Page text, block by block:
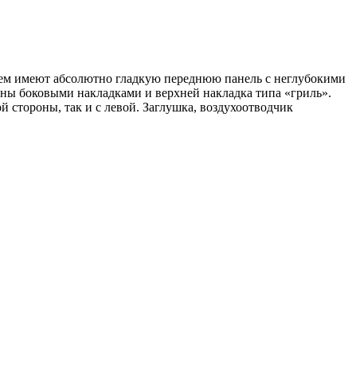
имеют абсолютно гладкую переднюю панель с неглубокими
боковыми накладками и верхней накладка типа «гриль».
так и с левой. Заглушка, воздухоотводчик